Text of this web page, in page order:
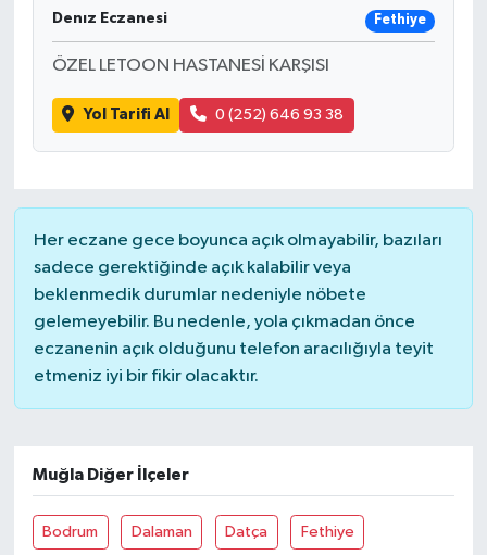
Denız Eczanesi Fethiye
ÖZEL LETOON HASTANESİ KARŞISI
Yol Tarifi Al 0 (252) 646 93 38
Her eczane gece boyunca açık olmayabilir, bazıları
sadece gerektiğinde açık kalabilir veya
beklenmedik durumlar nedeniyle nöbete
gelemeyebilir. Bu nedenle, yola çıkmadan önce
eczanenin açık olduğunu telefon aracılığıyla teyit
etmeniz iyi bir fikir olacaktır.
Muğla Diğer İlçeler
Bodrum Dalaman Datça Fethiye